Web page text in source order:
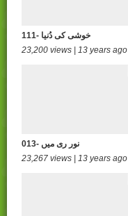
111- خوشی کی دُنیا
23,200 views | 13 years ago
013- نور ری میں
23,267 views | 13 years ago